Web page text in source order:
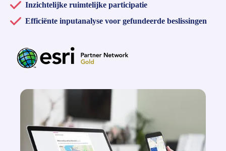
Inzichtelijke ruimtelijke participatie
Efficiënte inputanalyse voor gefundeerde beslissingen